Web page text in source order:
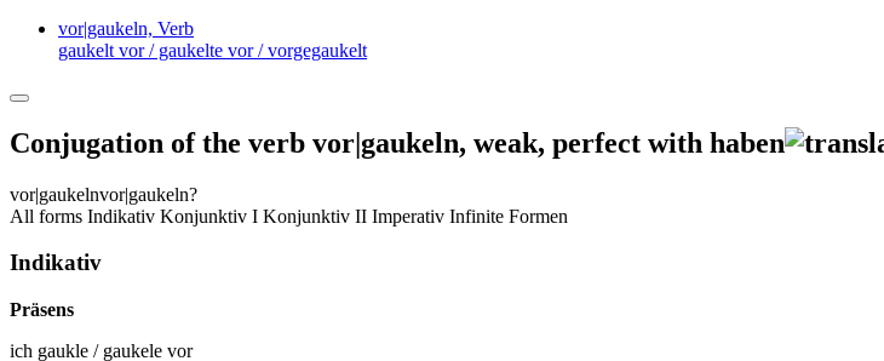
vor|gaukeln, Verb
gaukelt vor / gaukelte vor / vorgegaukelt
Conjugation of the verb vor|gaukeln, weak, perfect with haben
vor|gaukelnvor|gaukeln?
All forms Indikativ Konjunktiv I Konjunktiv II Imperativ Infinite Formen
Indikativ
Präsens
ich gaukle / gaukele vor